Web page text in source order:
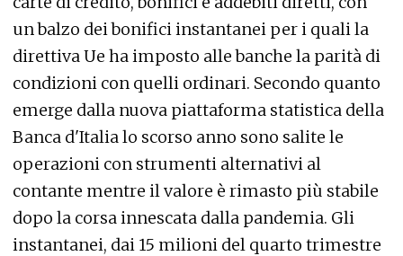
un balzo dei bonifici instantanei per i quali la
direttiva Ue ha imposto alle banche la parità di
condizioni con quelli ordinari. Secondo quanto
emerge dalla nuova piattaforma statistica della
Banca d'Italia lo scorso anno sono salite le
operazioni con strumenti alternativi al
contante mentre il valore è rimasto più stabile
dopo la corsa innescata dalla pandemia. Gli
instantanei, dai 15 milioni del quarto trimestre